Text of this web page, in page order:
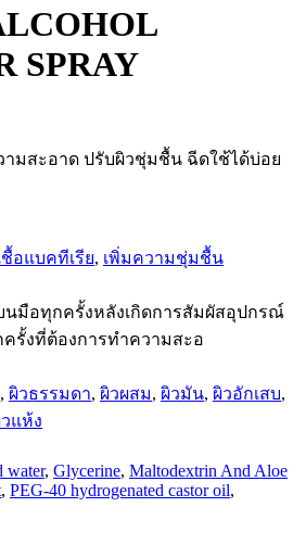
SPRAY
ามสะอาด ปรับผิวชุ่มชื้น ฉีดใช้ได้บ่อย
ชื้อแบคทีเรีย, เพิ่มความชุ่มชื้น
นมือทุกครั้งหลังเกิดการสัมผัสอุปกรณ์
รั้งที่ต้องการทำความสะอ
, ผิวธรรมดา, ผิวผสม, ผิวมัน, ผิวอักเสบ,
แห้ง
water, Glycerine, Maltodextrin And Aloe
, PEG-40 hydrogenated castor oil,